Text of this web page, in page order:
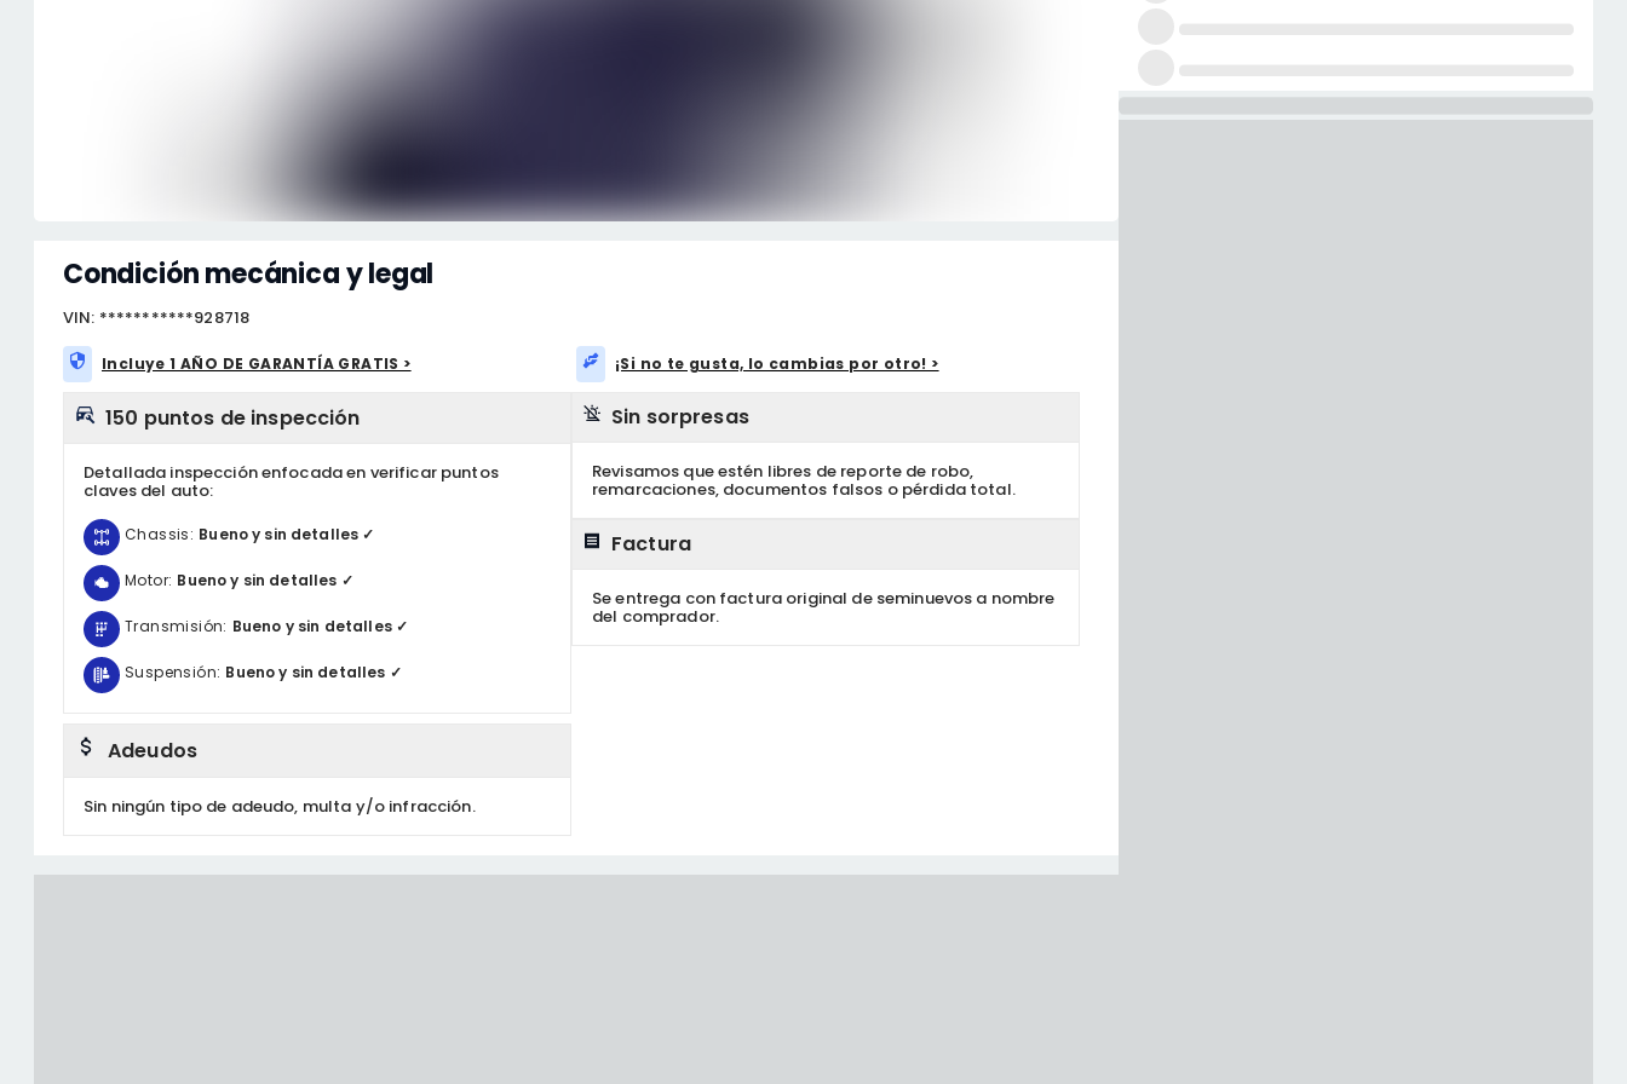
Condición mecánica y legal
VIN: ***********928718
Incluye 1 AÑO DE GARANTÍA GRATIS > ¡Si no te gusta, lo cambias por otro! >
150 puntos de inspección
Detallada inspección enfocada en verificar puntos
claves del auto:
Chassis: Bueno y sin detalles ✓
Motor: Bueno y sin detalles ✓
Transmisión: Bueno y sin detalles ✓
Suspensión: Bueno y sin detalles ✓
Adeudos
Sin ningún tipo de adeudo, multa y/o infracción.
Sin sorpresas
Revisamos que estén libres de reporte de robo,
remarcaciones, documentos falsos o pérdida total.
Factura
Se entrega con factura original de seminuevos a nombre
del comprador.